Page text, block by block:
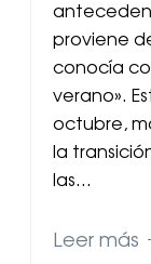
proviene
conocía
verano».
octubre,
la
las…
Leer más